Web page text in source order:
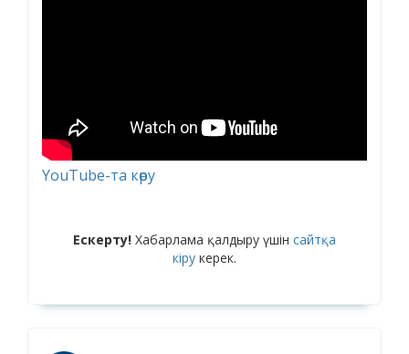
YouTube-та көру
Ескерту! Хабарлама қалдыру үшін сайтқа
кіру керек.